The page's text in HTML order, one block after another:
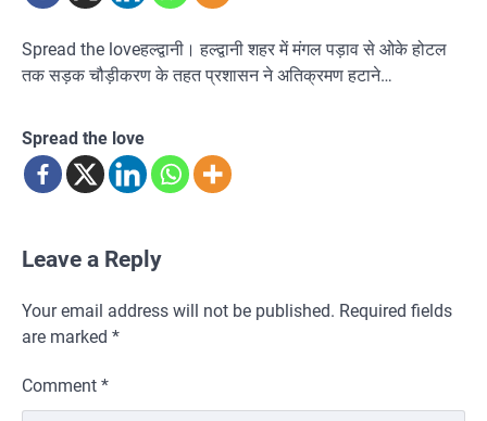
Spread the loveहल्द्वानी। हल्द्वानी शहर में मंगल पड़ाव से ओके होटल
तक सड़क चौड़ीकरण के तहत प्रशासन ने अतिक्रमण हटाने…
Spread the love
Leave a Reply
Your email address will not be published. Required fields
are marked *
Comment *